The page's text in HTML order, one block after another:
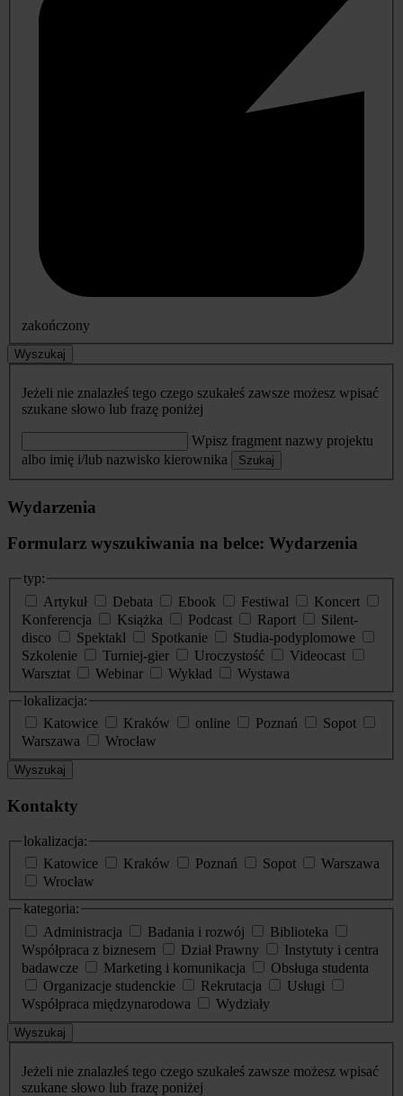
zakończony
Wyszukaj
Jeżeli nie znalazłeś tego czego szukałeś zawsze możesz wpisać
szukane słowo lub frazę poniżej
Wpisz fragment nazwy projektu
albo imię i/lub nazwisko kierownika
Szukaj
Wydarzenia
Formularz wyszukiwania na belce: Wydarzenia
typ:
Artykuł
Debata Ebook Festiwal
Koncert
Konferencja
Książka Podcast Raport
Silent-
disco
Spektakl Spotkanie
Studia-podyplomowe
Szkolenie
Turniej-gier Uroczystość
Videocast
Warsztat
Webinar Wykład
Wystawa
lokalizacja:
Katowice
Kraków online Poznań
Sopot
Warszawa
Wrocław
Wyszukaj
Kontakty
lokalizacja:
Katowice
Kraków Poznań Sopot
Warszawa
Wrocław
kategoria:
Administracja
Badania i rozwój
Biblioteka
Współpraca z biznesem
Dział Prawny
Instytuty i centra
badawcze
Marketing i komunikacja
Obsługa studenta
Organizacje studenckie
Rekrutacja
Usługi
Współpraca międzynarodowa
Wydziały
Wyszukaj
Jeżeli nie znalazłeś tego czego szukałeś zawsze możesz wpisać
szukane słowo lub frazę poniżej